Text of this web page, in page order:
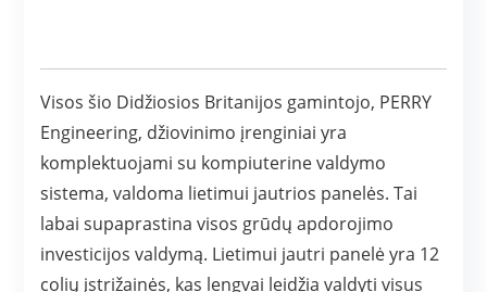
Visos šio Didžiosios Britanijos gamintojo, PERRY
Engineering, džiovinimo įrenginiai yra
komplektuojami su kompiuterine valdymo
sistema, valdoma lietimui jautrios panelės. Tai
labai supaprastina visos grūdų apdorojimo
investicijos valdymą. Lietimui jautri panelė yra 12
colių įstrižainės, kas lengvai leidžia valdyti visus